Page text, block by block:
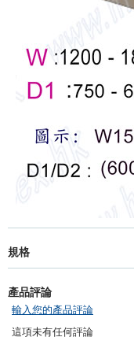
規格
產品評論
輸入您的產品評論
這項未有任何評論